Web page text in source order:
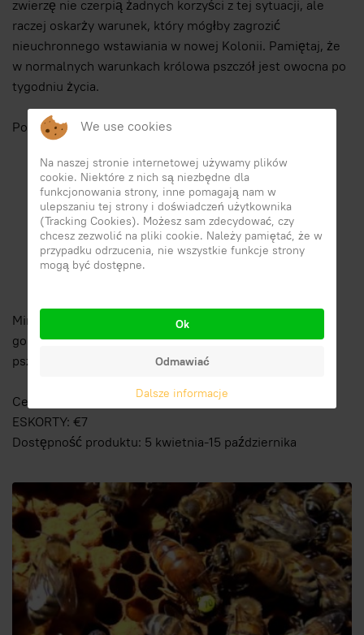
zwierzę nie czerpią żadnych korzyści z tej sytuacji, ale
raczej oskarży warunek, który mógłby zagrozić
nieuchronnego wstawiania w nowej Kolonii. Pamiętaj, że
w normalnych warunkach królowa pszczół jest owocna po
tygodniu życia.
Ponadto, przed rzeczywistą wstawiania zalecamy:
Aby utrzymać klatkiosłoniętei nie za gorąco
(optymalne: 20 + ° c)
Dostarczanie porcjicukierkówzużywanej podczas
transportu
Aby wybrać, jeśli to możliwe, sierocą rodzinę
zkilkoma okazami
Minimalna ilość, jaką można zamówić w naszych
gospodarstwach to 3 paczki z 1 łóżkiem queen (i
pszczołami towarzyszącymi dla każdej paczki).
Cena dla VIRGIN QUEEN BEE + klatka specjalna +
ESKORTY: €7
Dostępność produktu: 5 kwietnia-15 października
We use cookies
Na naszej stronie internetowej używamy plików
cookie. Niektóre z nich są niezbędne dla
funkcjonowania strony, inne pomagają nam w
ulepszaniu tej strony i doświadczeń użytkownika
(Tracking Cookies). Możesz sam zdecydować, czy
chcesz zezwolić na pliki cookie. Należy pamiętać, że w
przypadku odrzucenia, nie wszystkie funkcje strony
mogą być dostępne.
Ok
Odmawiać
Dalsze informacje